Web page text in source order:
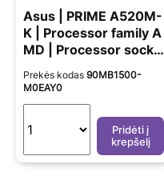
Asus | PRIME A520M-
K | Processor family A
MD | Processor socke
ry slots 2 | Supported
ces M.2, SATA | Numb
er of SATA connector
s 4 | Chipset AMD A |
Micro ATX
Prekės kodas 90MB1500-
M0EAY0
Pridėti į
krepšelį